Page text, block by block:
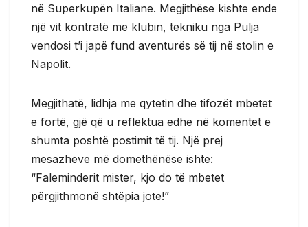
në Superkupën Italiane. Megjithëse kishte ende
një vit kontratë me klubin, tekniku nga Pulja
vendosi t’i japë fund aventurës së tij në stolin e
Napolit.
Megjithatë, lidhja me qytetin dhe tifozët mbetet
e fortë, gjë që u reflektua edhe në komentet e
shumta poshtë postimit të tij. Një prej
mesazheve më domethënëse ishte:
“Faleminderit mister, kjo do të mbetet
përgjithmonë shtëpia jote!”